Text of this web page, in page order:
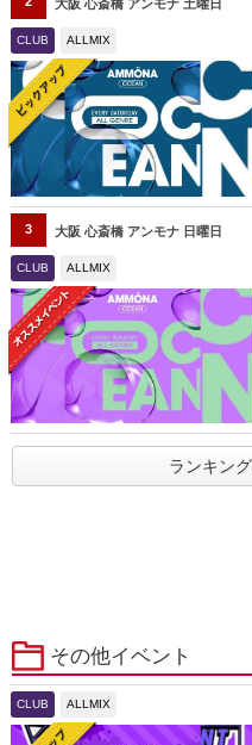
大阪 心斎橋 アンモナ 土曜日
CLUB ALLMIX
3 大阪 心斎橋 アンモナ 日曜日
CLUB ALLMIX
ランキン
その他イベント
CLUB ALLMIX